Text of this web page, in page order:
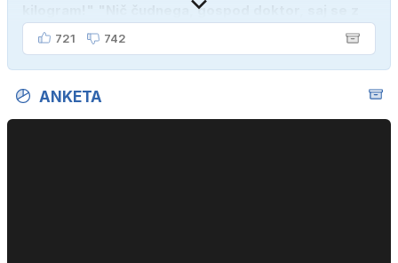
kilogram!" "Nič čudnega, gospod doktor, saj se z
ženo poznava šele tri mesece."
721 742
ANKETA